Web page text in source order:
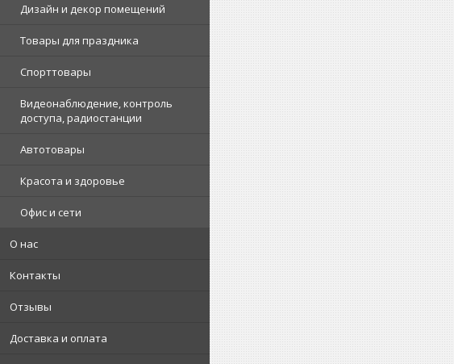
Дизайн и декор помещений
Товары для праздника
Спорттовары
Видеонаблюдение, контроль
доступа, радиостанции
Автотовары
Красота и здоровье
Офис и сети
О нас
Контакты
Отзывы
Доставка и оплата